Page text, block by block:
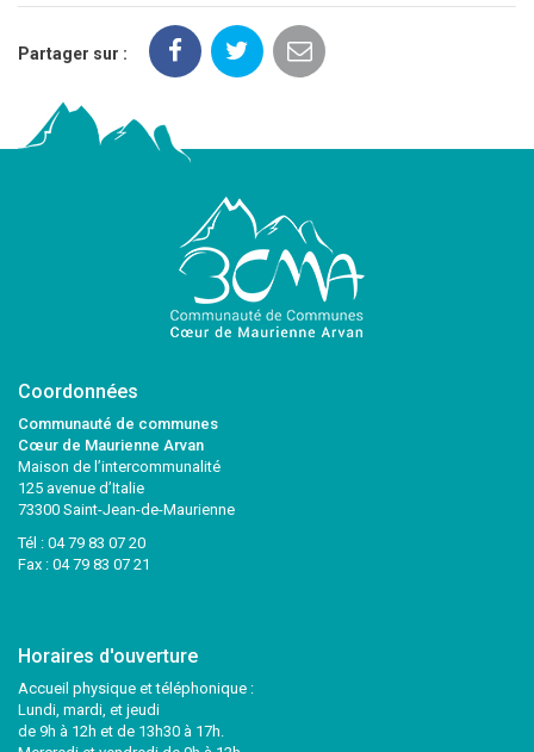
Partager sur :
Coordonnées
Communauté de communes
Cœur de Maurienne Arvan
Maison de l’intercommunalité
125 avenue d’Italie
73300 Saint-Jean-de-Maurienne
Tél : 04 79 83 07 20
Fax : 04 79 83 07 21
Horaires d'ouverture
Accueil physique et téléphonique :
Lundi, mardi, et jeudi
de 9h à 12h et de 13h30 à 17h.